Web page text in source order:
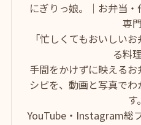
にぎりっ娘。｜お弁当
専
「忙しくてもおいしい
る料
手間をかけずに映える
シピを、動画と写真で
す。
YouTube・Instagram総